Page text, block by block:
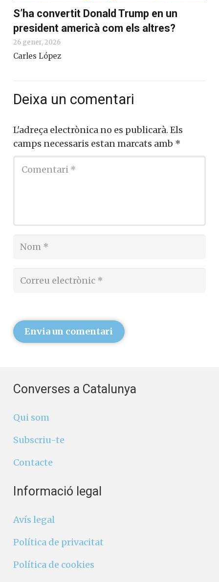
S’ha convertit Donald Trump en un
president americà com els altres?
26 gener, 2026
Carles López
Deixa un comentari
L'adreça electrònica no es publicarà. Els
camps necessaris estan marcats amb *
Envia un comentari
Converses a Catalunya
Qui som
Subscriu-te
Contacte
Informació legal
Avís legal
Política de privacitat
Política de cookies